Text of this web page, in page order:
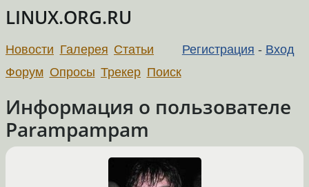
LINUX.ORG.RU
Регистрация - Вход
Новости Галерея Статьи
Форум Опросы Трекер Поиск
Информация о пользователе
Parampampam